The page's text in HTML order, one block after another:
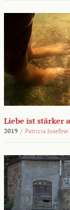
Liebe ist stärker
2019 / Patricia